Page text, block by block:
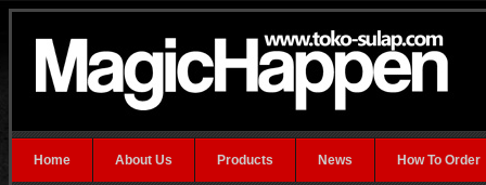
Home About Us Products News How To Order